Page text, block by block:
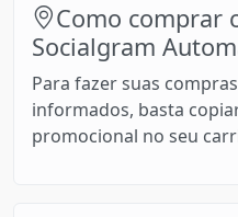
Como comprar
Socialgram
Para fazer suas
informados, basta
promocional no seu